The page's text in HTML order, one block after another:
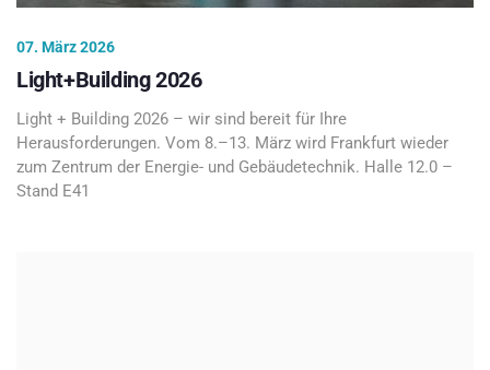
07. März 2026
Light+Building 2026
Light + Building 2026 – wir sind bereit für Ihre
Herausforderungen. Vom 8.–13. März wird Frankfurt wieder
zum Zentrum der Energie- und Gebäudetechnik. Halle 12.0 –
Stand E41